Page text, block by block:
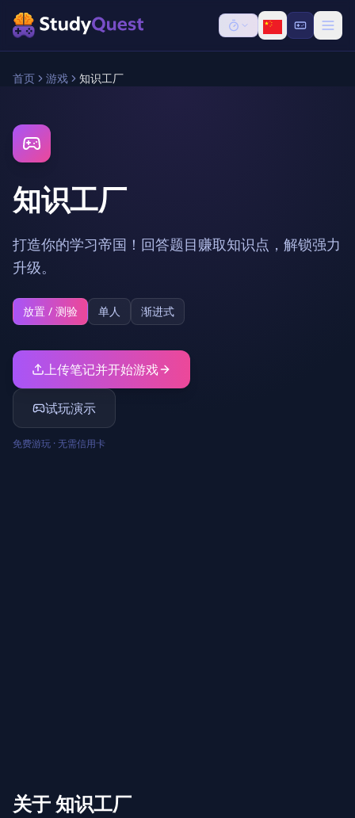
首页 游戏 知识工厂
知识工厂
打造你的学习帝国！回答题目赚取知识点，解锁强力
升级。
放置 / 测验 单人 渐进式
上传笔记并开始游戏
试玩演示
免费游玩 · 无需信用卡
关于 知识工厂